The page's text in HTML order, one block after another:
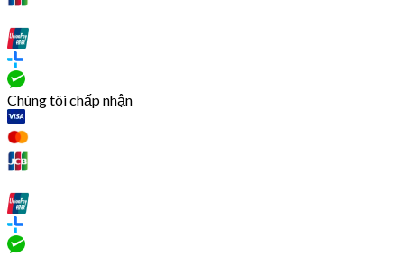
Chúng tôi chấp nhận